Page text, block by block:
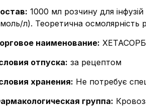
: 1000 мл розчину для
л). Теоретична
наименование:
отпуска: за рецептом
хранения: Не потребує
группа: